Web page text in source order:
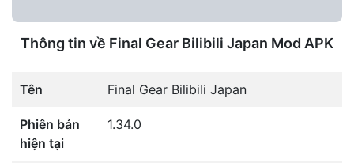
Thông tin về Final Gear Bilibili Japan Mod APK
Tên Final Gear Bilibili Japan
Phiên bản
hiện tại
1.34.0